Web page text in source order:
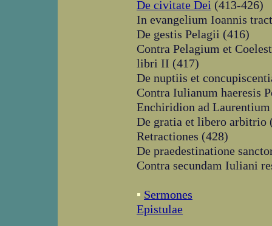
De civitate Dei (413-426)
In evangelium Ioannis
De gestis Pelagii (416)
Contra Pelagium et
libri II (417)
De nuptiis et
Contra Iulianum haeresis
Enchiridion ad
De gratia et libero arbitrio
Retractiones (428)
De praedestinatione
Contra secundam Iuliani
▪ Sermones
Epistulae